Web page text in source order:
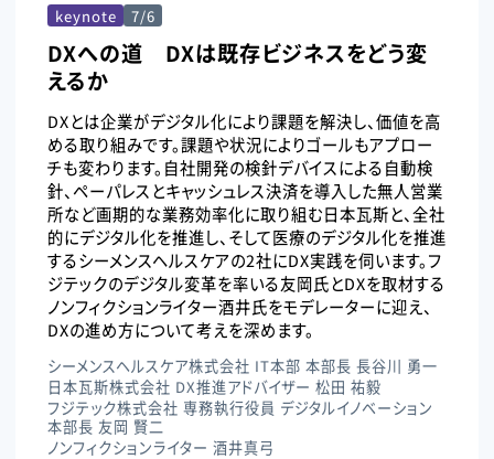
keynote 7/6
DXへの道 DXは既存ビジネスをどう変
えるか
DXとは企業がデジタル化により課題を解決し、価値を高
める取り組みです。課題や状況によりゴールもアプロー
チも変わります。自社開発の検針デバイスによる自動検
針、ペーパレスとキャッシュレス決済を導入した無人営業
所など画期的な業務効率化に取り組む日本瓦斯と、全社
的にデジタル化を推進し、そして医療のデジタル化を推進
するシーメンスヘルスケアの2社にDX実践を伺います。フ
ジテックのデジタル変革を率いる友岡氏とDXを取材する
ノンフィクションライター酒井氏をモデレーターに迎え、
DXの進め方について考えを深めます。
シーメンスヘルスケア株式会社 IT本部 本部長 長谷川 勇一
日本瓦斯株式会社 DX推進アドバイザー 松田 祐毅
フジテック株式会社 専務執行役員 デジタルイノベーション
本部長 友岡 賢二
ノンフィクションライター 酒井真弓